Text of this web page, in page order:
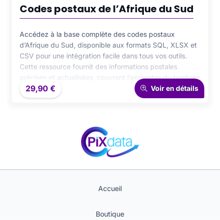
Codes postaux de l’Afrique du Sud
Accédez à la base complète des codes postaux
d’Afrique du Sud, disponible aux formats SQL, XLSX et
CSV pour une intégration facile dans tous vos outils.
Cette ressource fournit des informations postales
précises et actualisées, couvrant l’ensemble du territoire
sud-africain. Idéale pour les applications de logistique,
e-commerce ou CRM, elle garantit une fiabilité optimale,
données postales fiables.
29,90 € Voir en détails
Accueil
Boutique